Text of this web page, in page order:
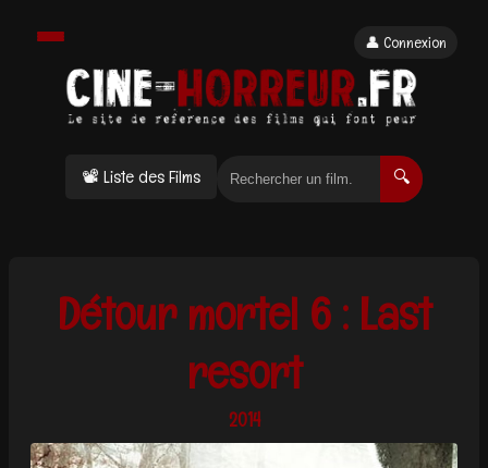
📽 Liste des Films 🔍
👤 Connexion
Détour mortel 6 : Last
resort
2014